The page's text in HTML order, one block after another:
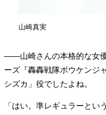
山崎真実
——山崎さんの本格的な女
ーズ『轟轟戦隊ボウケンジ
シズカ」役でしたよね。
「はい。準レギュラーとい